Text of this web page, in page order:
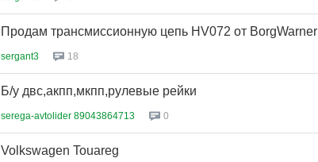
Продам трансмиссионную цепь HV072 от BorgWarner
sergant3 18
Б/у двс,акпп,мкпп,рулевые рейки
serega-avtolider 89043864713 0
Volkswagen Touareg